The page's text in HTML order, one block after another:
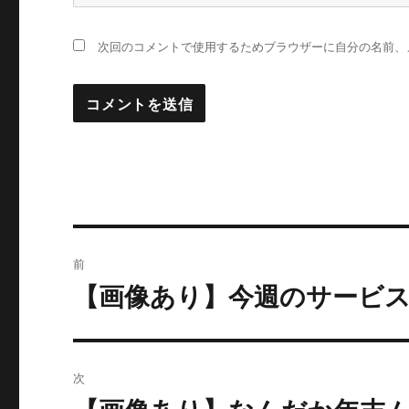
次回のコメントで使用するためブラウザーに自分の名前
稿
ゲ
前
の
投
稿:
【画像あり】今週のサービ
次